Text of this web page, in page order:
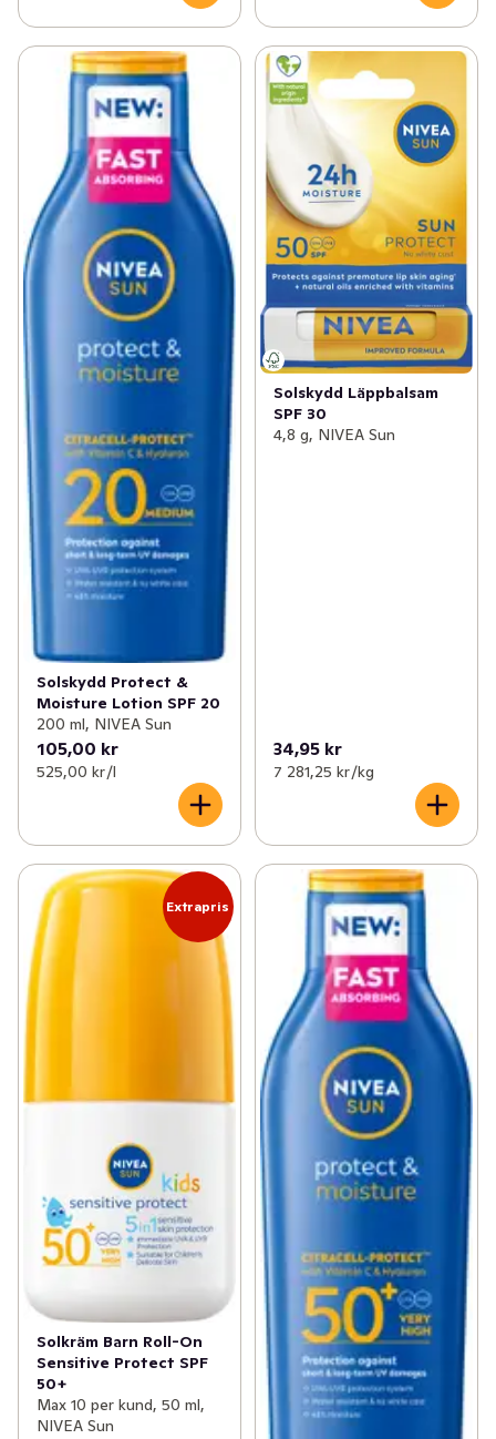
Solskydd Protect &
Moisture Lotion SPF 20
200 ml, NIVEA Sun
105,00 kr
525,00 kr /l
Solskydd Läppbalsam
SPF 30
4,8 g, NIVEA Sun
34,95 kr
7 281,25 kr /kg
Extrapris
Solkräm Barn Roll-On
Sensitive Protect SPF
50+
Max 10 per kund, 50 ml,
NIVEA Sun